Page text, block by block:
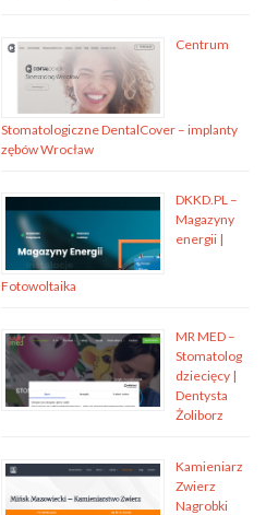
Centrum
Stomatologiczne DentalCover – implanty
zębów Wrocław
DKKD.PL –
Magazyny
energii |
Fotowoltaika
MR MED –
Stomatolog
dziecięcy |
Dentysta
Żoliborz
Kamieniarz
Zwierz
Nagrobki